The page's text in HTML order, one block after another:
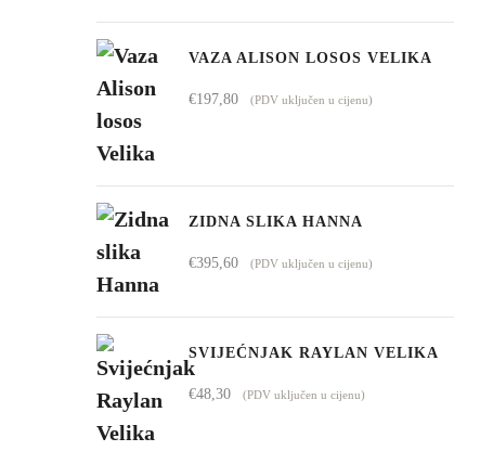
cijena:
od
VAZA ALISON LOSOS VELIKA
€197,80 (PDV uključen u cijenu)
ZIDNA SLIKA HANNA
€395,60 (PDV uključen u cijenu)
SVIJEĆNJAK RAYLAN VELIKA
€48,30 (PDV uključen u cijenu)